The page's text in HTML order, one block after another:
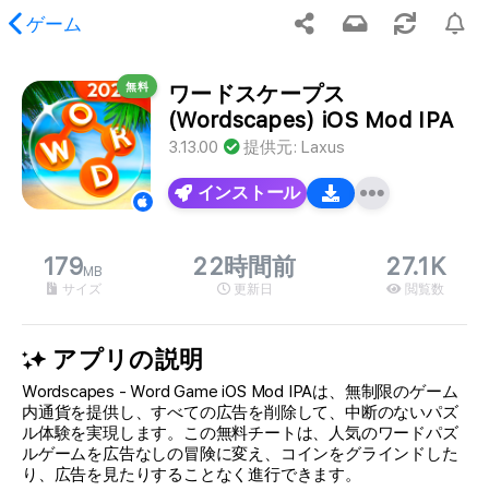
ゲーム
せんが、リクエストされたコンテンツが見つかりま
無料
ワードスケープス
(Wordscapes) iOS Mod IPA
3.13.00 提供元: Laxus
インストール
179MB
サイズ
22時間前
更新日
27.1K
閲覧数
アプリの説明
Wordscapes - Word Game iOS Mod IPAは、無制限のゲーム
内通貨を提供し、すべての広告を削除して、中断のないパズ
ル体験を実現します。この無料チートは、人気のワードパズ
ルゲームを広告なしの冒険に変え、コインをグラインドした
り、広告を見たりすることなく進行できます。